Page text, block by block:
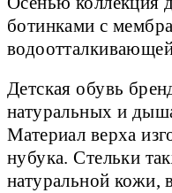
ботинками с
Детская обувь
натуральных и
Материал верха
нубука. Стельки
натуральной кожи,